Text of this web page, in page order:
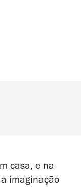
casa, e na
imaginação